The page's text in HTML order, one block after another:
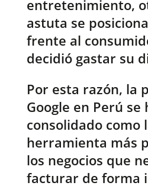
entretenimiento,
astuta se
frente al
decidió gastar su
Por esta razón, la
Google en Perú se
consolidado como
herramienta más
los negocios que
facturar de forma